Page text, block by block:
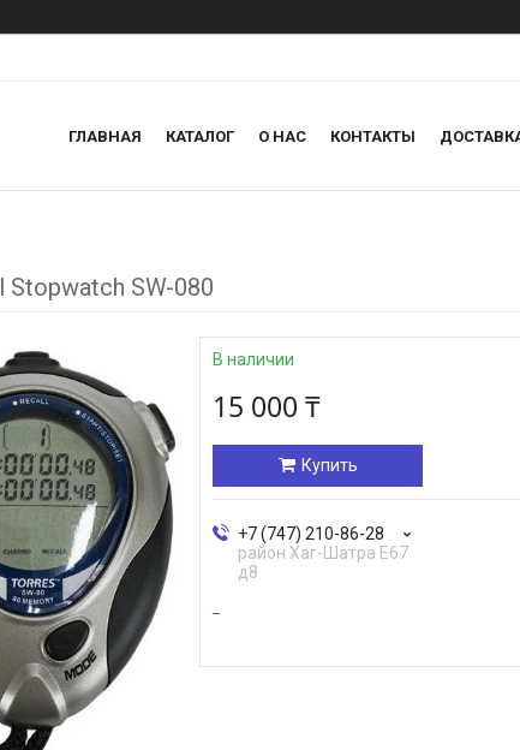
ГЛАВНАЯ КАТАЛОГ О НАС КОНТАКТЫ
SW-080
В наличии
15 000 ₸
Купить
+7 (747) 210-86-28
район Хаг-Шатра Е67
д8